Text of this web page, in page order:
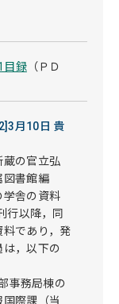
目録（ＰＤ
月10日 貴
蔵の官立弘
図書館編
学舎の資料
行以降，同
であり，発
，以下の
事務局棟の
際課（当